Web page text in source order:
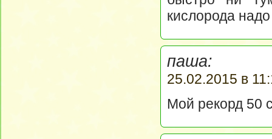
кислорода
паша:
25.02.2015 в
Мой рекорд 50